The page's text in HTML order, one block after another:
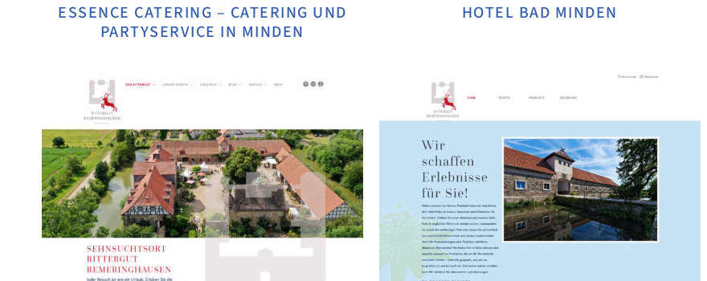
ESSENCE CATERING – CATERING UND
PARTYSERVICE IN MINDEN
HOTEL BAD MINDEN